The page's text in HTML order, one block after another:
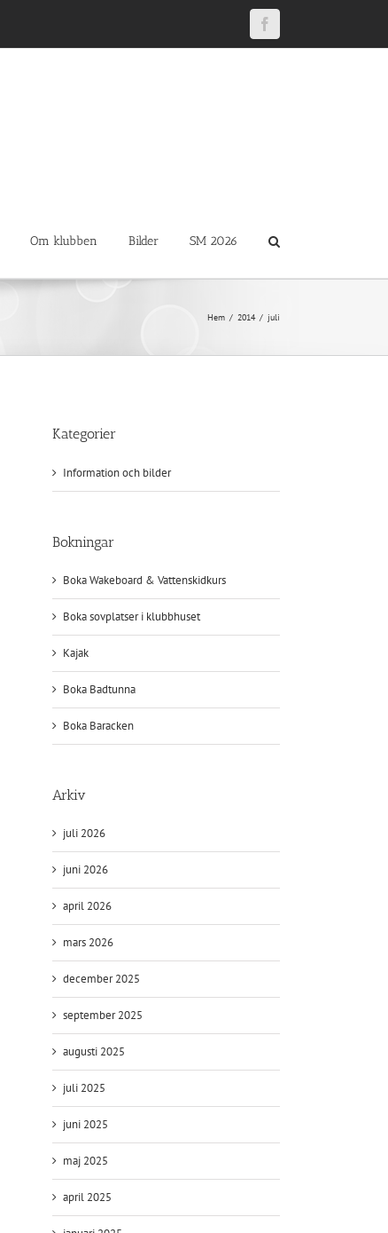
Facebook
Om klubben Bilder SM 2026
Hem 2014 juli
Kategorier
Information och bilder
Bokningar
Boka Wakeboard & Vattenskidkurs
Boka sovplatser i klubbhuset
Kajak
Boka Badtunna
Boka Baracken
Arkiv
juli 2026
juni 2026
april 2026
mars 2026
december 2025
september 2025
augusti 2025
juli 2025
juni 2025
maj 2025
april 2025